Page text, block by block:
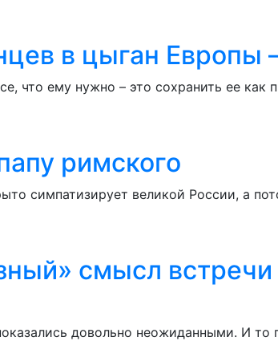
в цыган Европы
что ему нужно – это сохранить ее как
римского
симпатизирует великой России, а
смысл встречи
довольно неожиданными. И то